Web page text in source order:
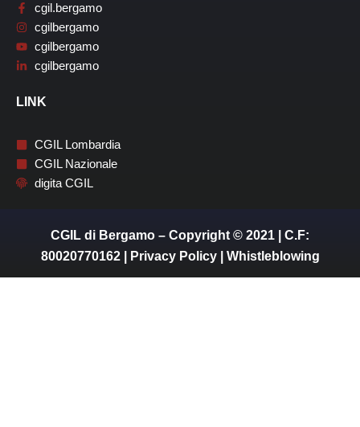
cgil.bergamo
cgilbergamo
cgilbergamo
cgilbergamo
LINK
CGIL Lombardia
CGIL Nazionale
digita CGIL
CGIL di Bergamo – Copyright © 2021 | C.F:
80020770162 |
Privacy Policy| Whistleblowing